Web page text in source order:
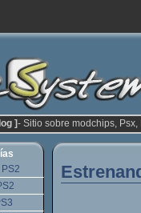
]- Sitio sobre modchips,